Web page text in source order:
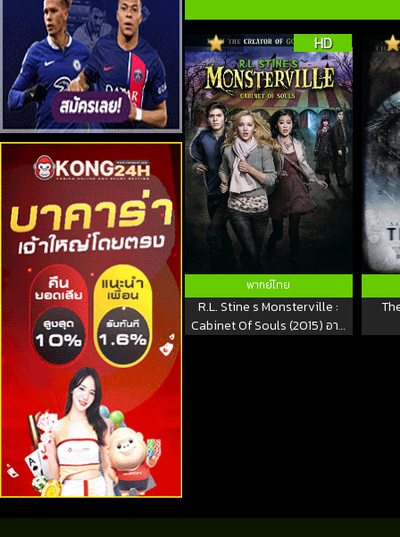
HD
พากย์ไทย
R.L. Stine s Monsterville :
Cabinet Of Souls (2015) อาร์